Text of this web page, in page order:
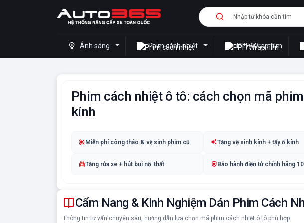
Ánh sáng Phim cách nhiệt PPF/Wrap film
Phim cách nhiệt ô tô: cách chọn mã
kính
Miễn phí công tháo & vệ sinh phim cũ
Tặng rửa xe + hút bụi nội thất
Tặng vệ sinh kính + tẩy ố kính
Bảo hành điện tử chính hãng
Cẩm Nang & Kinh Nghiệm Dán Phim Cách
Thông tin tư vấn chuyên sâu, hướng dẫn lựa chọn mã phim cách nhiệt ô tô phù hợp